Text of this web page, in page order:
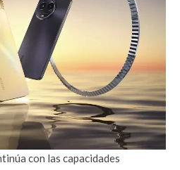
con las capacidades